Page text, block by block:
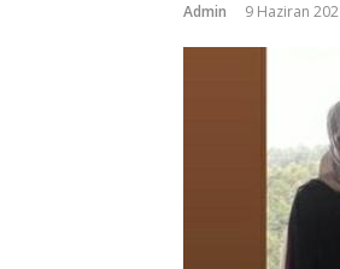
Admin 9 Haziran